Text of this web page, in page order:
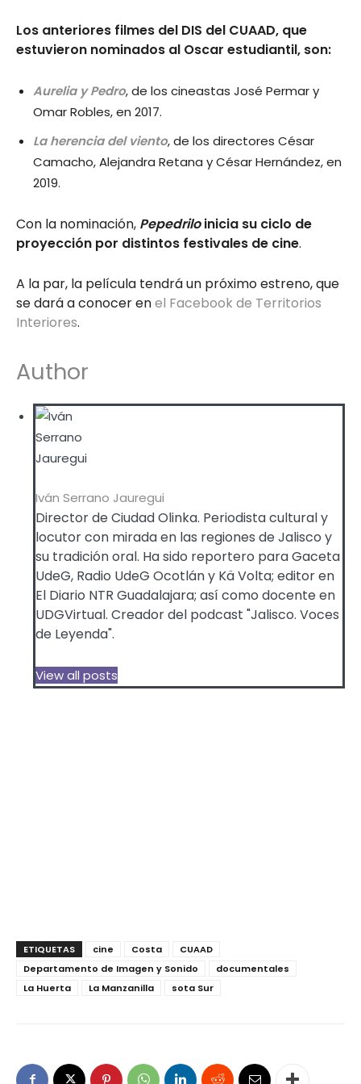
Los anteriores filmes del DIS del CUAAD, que
estuvieron nominados al Oscar estudiantil, son:
Aurelia y Pedro, de los cineastas José Permar y
Omar Robles, en 2017.
La herencia del viento, de los directores César
Camacho, Alejandra Retana y César Hernández, en
2019.
Con la nominación, Pepedriloinicia su ciclo de
proyección por distintos festivales de cine.
A la par, la película tendrá un próximo estreno, que
se dará a conocer enel Facebook de Territorios
Interiores.
Author
Iván Serrano Jauregui
Director de Ciudad Olinka. Periodista cultural y
locutor con mirada en las regiones de Jalisco y
su tradición oral. Ha sido reportero para Gaceta
UdeG, Radio UdeG Ocotlán y Kä Volta; editor en
El Diario NTR Guadalajara; así como docente en
UDGVirtual. Creador del podcast "Jalisco. Voces
de Leyenda".
View all posts
ETIQUETAS cine Costa
CUAAD
Departamento de Imagen y Sonido
documentales
La Huerta
La Manzanilla sota Sur